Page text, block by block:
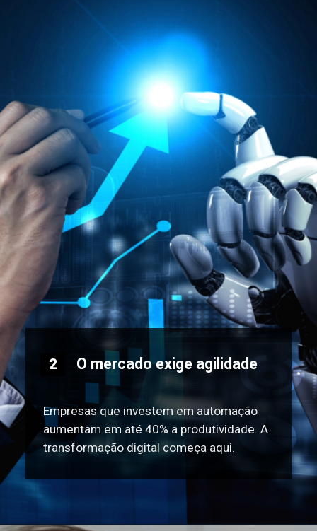
O mercado exige agilidade
Empresas que investem em automação
aumentam em até 40% a produtividade. A
transformação digital começa aqui.
2